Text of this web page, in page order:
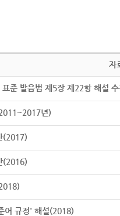
자
준 발음법 제5장 제22항 해설
년)
(2017)
(2016)
어 규정' 해설(2018)